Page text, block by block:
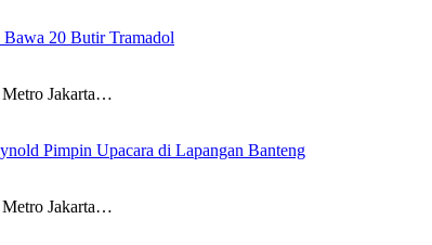
20 Butir Tramadol
Jakarta…
Pimpin Upacara di Lapangan Banteng
Jakarta…